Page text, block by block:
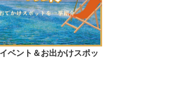
ベント＆お出かけスポッ